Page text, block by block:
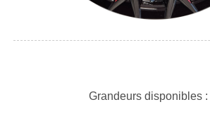
Grandeurs disponibles :